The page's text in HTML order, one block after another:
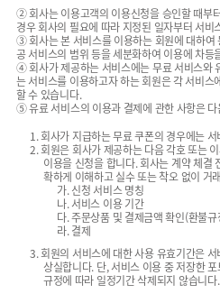
② 회사는 이용고객의 이용신청을 승인할 때부
경우 회사의 필요에 따라 지정된 일자부터 서비
③ 회사는 본 서비스를 이용하는 회원에 대하여
공 서비스의 범위 등을 세분화하여 이용에 차등
④ 회사가 제공하는 서비스에는 무료 서비스와
는 서비스를 이용하고자 하는 회원은 각 서비
할 수 있습니다.
⑤ 유료 서비스의 이용과 결제에 관한 사항은
1. 회사가 지급하는 무료 쿠폰의 경우에는
2. 회원은 회사가 제공하는 다음 각호 또는
이용을 신청을 합니다. 회사는 계약 체결
확하게 이해하고 실수 또는 착오 없이 거
가. 신청 서비스 명칭
나. 서비스 이용 기간
다. 주문상품 및 결제금액 확인(환불규
라. 결제
3. 회원의 서비스에 대한 사용 유효기간은
상실합니다. 단, 서비스 이용 중 저장한
규정에 따라 일정기간 삭제되지 않습니다.